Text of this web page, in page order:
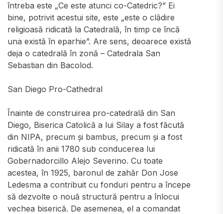
întreba este „Ce este atunci co-Catedric?” Ei
bine, potrivit acestui site, este „este o clădire
religioasă ridicată la Catedrală, în timp ce încă
una există în eparhie”. Are sens, deoarece există
deja o catedrală în zonă – Catedrala San
Sebastian din Bacolod.
San Diego Pro-Cathedral
Înainte de construirea pro-catedrală din San
Diego, Biserica Catolică a lui Silay a fost făcută
din NIPA, precum și bambus, precum și a fost
ridicată în anii 1780 sub conducerea lui
Gobernadorcillo Alejo Severino. Cu toate
acestea, în 1925, baronul de zahăr Don Jose
Ledesma a contribuit cu fonduri pentru a începe
să dezvolte o nouă structură pentru a înlocui
vechea biserică. De asemenea, el a comandat